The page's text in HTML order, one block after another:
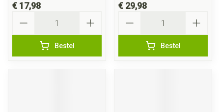
€ 17,98
Bestel
€ 29,98
Bestel